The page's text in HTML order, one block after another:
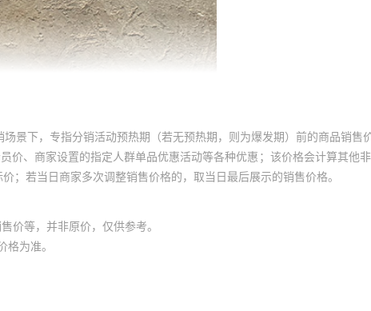
景下，专指分销活动预热期（若无预热期，则为爆发期）前的商品销售
、商家设置的指定人群单品优惠活动等各种优惠；该价格会计算其他
若当日商家多次调整销售价格的，取当日最后展示的销售价格。
价等，并非原价，仅供参考。
为准。